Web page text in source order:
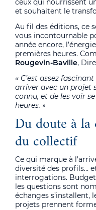
ceux qui nourrissent
et souhaitent le
Au fil des éditions, ce
vous incontournable
année encore,
premières heures.
Rougevin-Baville,
« C’est assez
arriver avec un projet
connu, et de les voir
heures. »
Du doute à
du collectif
Ce qui marque à
diversité des profils…
interrogations.
les questions sont
échanges s’installent,
projets prennent